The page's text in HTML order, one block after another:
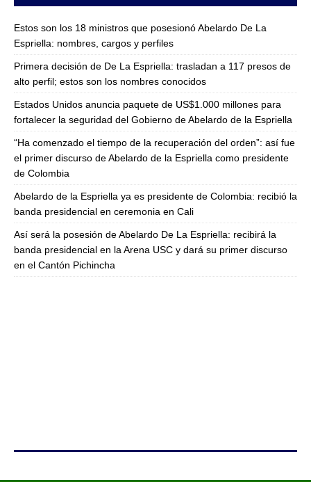
Estos son los 18 ministros que posesionó Abelardo De La
Espriella: nombres, cargos y perfiles
Primera decisión de De La Espriella: trasladan a 117 presos de
alto perfil; estos son los nombres conocidos
Estados Unidos anuncia paquete de US$1.000 millones para
fortalecer la seguridad del Gobierno de Abelardo de la Espriella
“Ha comenzado el tiempo de la recuperación del orden”: así fue
el primer discurso de Abelardo de la Espriella como presidente
de Colombia
Abelardo de la Espriella ya es presidente de Colombia: recibió la
banda presidencial en ceremonia en Cali
Así será la posesión de Abelardo De La Espriella: recibirá la
banda presidencial en la Arena USC y dará su primer discurso
en el Cantón Pichincha